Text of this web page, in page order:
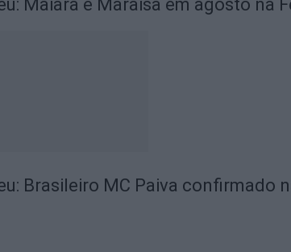
Maiara e Maraisa em agosto na
Brasileiro MC Paiva confirmado